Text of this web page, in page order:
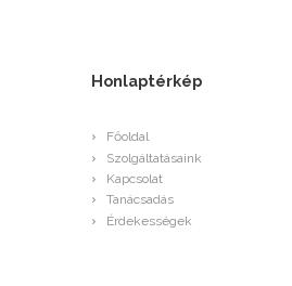
Honlaptérkép
Főoldal
Szolgáltatásaink
Kapcsolat
Tanácsadás
Érdekességek